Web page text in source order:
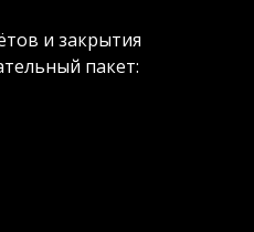
и закрытия
пакет: